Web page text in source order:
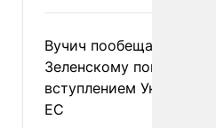
Вучич пообещал
Зеленскому помочь со
вступлением Украины в
ЕС